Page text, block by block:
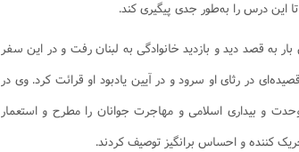
این درس را به‌طور جدی پیگیری کند.
نخستین بار به قصد دید و بازدید خانوادگی به لبنان رفت و در این سفر
در رثای او سرود و در آیین یادبود او قرائت کرد. وی در
و بیداری اسلامی و مهاجرت جوانان را مطرح و استعمار
کننده و احساس برانگیز توصیف کردند.